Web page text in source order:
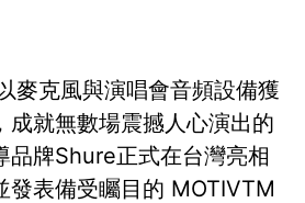
麥克風與演唱會音頻設備獲
成就無數場震撼人心演出的
品牌Shure正式在台灣亮相
發表備受矚目的 MOTIVTM